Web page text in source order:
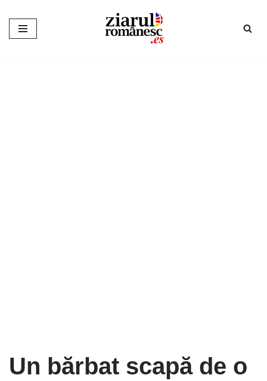
Sari
Un bărbat scapă de o